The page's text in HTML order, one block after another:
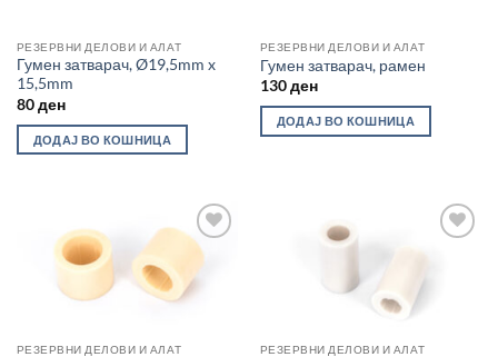
РЕЗЕРВНИ ДЕЛОВИ И АЛАТ
Гумен затварач, Ø19,5mm x
15,5mm
80ден
ДОДАЈ ВО КОШНИЦА
РЕЗЕРВНИ ДЕЛОВИ И АЛАТ
Гумен затварач, рамен
130ден
ДОДАЈ ВО КОШНИЦА
Во
желботека
РЕЗЕРВНИ ДЕЛОВИ И АЛАТ РЕЗЕРВНИ ДЕЛОВИ И АЛАТ